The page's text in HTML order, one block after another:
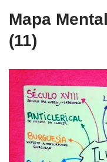
Mapa
(11)